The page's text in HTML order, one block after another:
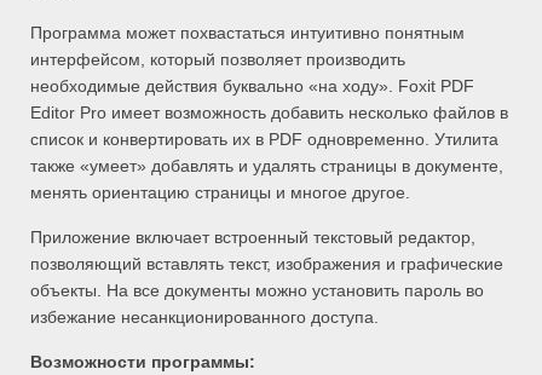
Программа может похвастаться интуитивно понятным
интерфейсом, который позволяет производить
необходимые действия буквально «на ходу». Foxit PDF
Editor Pro имеет возможность добавить несколько файлов в
список и конвертировать их в PDF одновременно. Утилита
также «умеет» добавлять и удалять страницы в документе,
менять ориентацию страницы и многое другое.
Приложение включает встроенный текстовый редактор,
позволяющий вставлять текст, изображения и графические
объекты. На все документы можно установить пароль во
избежание несанкционированного доступа.
Возможности программы: